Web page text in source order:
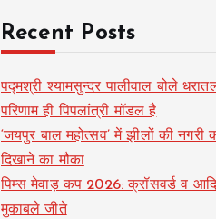
Recent Posts
पद्मश्री श्यामसुन्दर पालीवाल बोले
परिणाम ही पिपलांत्री मॉडल है
‘जयपुर बाल महोत्सव’ में झीलों की
दिखाने का मौका
पिम्स मेवाड़ कप 2026: क्रॉसवर्ड व
मुकाबले जीते